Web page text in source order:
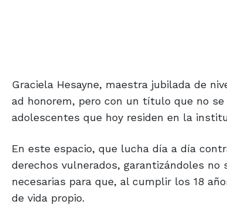
Graciela Hesayne, maestra jubilada de
ad honorem, pero con un título que no
adolescentes que hoy residen en la
En este espacio, que lucha día a día
derechos vulnerados, garantizándoles
necesarias para que, al cumplir los 18
de vida propio.